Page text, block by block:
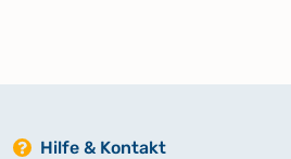
Hilfe & Kontakt